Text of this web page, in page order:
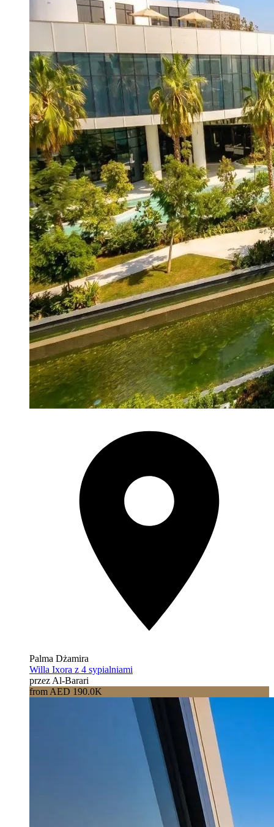
Palma Dżamira
Willa Ixora z 4 sypialniami
przez Al-Barari
from AED 190.0K